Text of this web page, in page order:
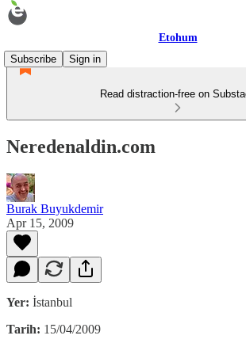
Etohum
Subscribe
Sign in
Read distraction-free on
Neredenaldin.com
Burak Buyukdemir
Apr 15, 2009
Yer: İstanbul
Tarih: 15/04/2009